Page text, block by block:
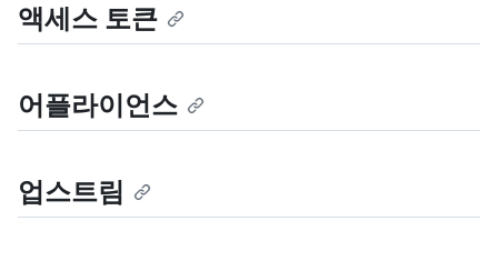
액세스 토큰
어플라이언스
업스트림